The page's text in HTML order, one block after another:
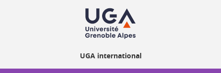
UGA international